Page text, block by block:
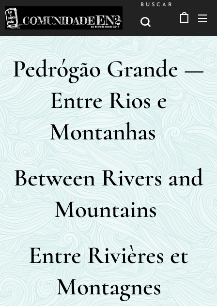
BUSCAR
Pedrógão Grande —
Entre Rios e
Montanhas
Between Rivers and
Mountains
Entre Rivières et
Montagnes